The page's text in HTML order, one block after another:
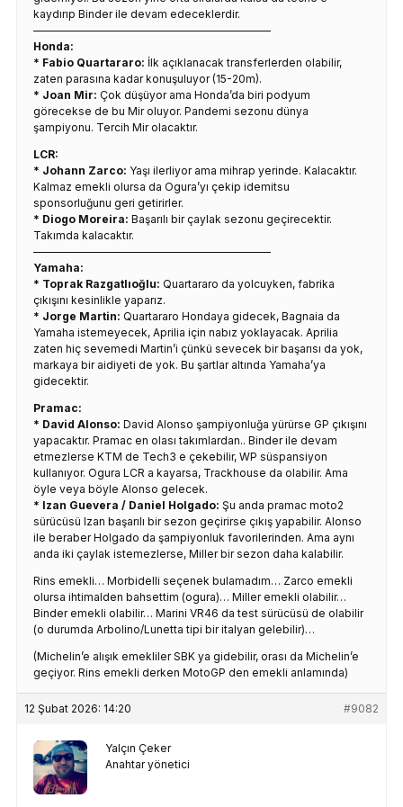
kaydırıp Binder ile devam edeceklerdir.
——————————————————————
Honda:
* Fabio Quartararo: İlk açıklanacak transferlerden olabilir,
zaten parasına kadar konuşuluyor (15-20m).
* Joan Mir: Çok düşüyor ama Honda’da biri podyum
görecekse de bu Mir oluyor. Pandemi sezonu dünya
şampiyonu. Tercih Mir olacaktır.
LCR:
* Johann Zarco: Yaşı ilerliyor ama mihrap yerinde. Kalacaktır.
Kalmaz emekli olursa da Ogura’yı çekip idemitsu
sponsorluğunu geri getirirler.
* Diogo Moreira: Başarılı bir çaylak sezonu geçirecektir.
Takımda kalacaktır.
——————————————————————
Yamaha:
* Toprak Razgatlıoğlu: Quartararo da yolcuyken, fabrika
çıkışını kesinlikle yaparız.
* Jorge Martin: Quartararo Hondaya gidecek, Bagnaia da
Yamaha istemeyecek, Aprilia için nabız yoklayacak. Aprilia
zaten hiç sevemedi Martin’i çünkü sevecek bir başarısı da yok,
markaya bir aidiyeti de yok. Bu şartlar altında Yamaha’ya
gidecektir.
Pramac:
* David Alonso: David Alonso şampiyonluğa yürürse GP çıkışını
yapacaktır. Pramac en olası takımlardan.. Binder ile devam
etmezlerse KTM de Tech3 e çekebilir, WP süspansiyon
kullanıyor. Ogura LCR a kayarsa, Trackhouse da olabilir. Ama
öyle veya böyle Alonso gelecek.
* Izan Guevera / Daniel Holgado: Şu anda pramac moto2
sürücüsü Izan başarılı bir sezon geçirirse çıkış yapabilir. Alonso
ile beraber Holgado da şampiyonluk favorilerinden. Ama aynı
anda iki çaylak istemezlerse, Miller bir sezon daha kalabilir.
Rins emekli… Morbidelli seçenek bulamadım… Zarco emekli
olursa ihtimalden bahsettim (ogura)… Miller emekli olabilir…
Binder emekli olabilir… Marini VR46 da test sürücüsü de olabilir
(o durumda Arbolino/Lunetta tipi bir italyan gelebilir)…
(Michelin’e alışık emekliler SBK ya gidebilir, orası da Michelin’e
geçiyor. Rins emekli derken MotoGP den emekli anlamında)
12 Şubat 2026: 14:20 #9082
Yalçın Çeker
Anahtar yönetici